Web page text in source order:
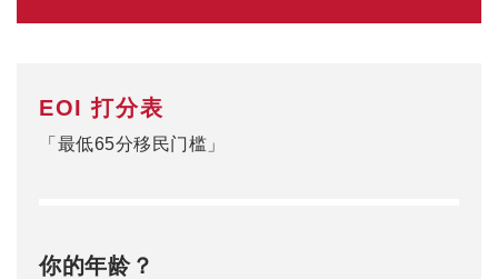
EOI 打分表
「最低65分移民门槛」
你的年龄？